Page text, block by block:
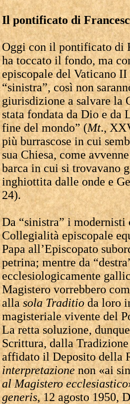
Il pontificato di
Oggi con il pontificato di
ha toccato il fondo, ma
episcopale del Vaticano
“sinistra”, così non
giurisdizione a salvare la
stata fondata da Dio e da
fine del mondo” (Mt.,
più burrascose in cui
sua Chiesa, come
barca in cui si trovavano
inghiottita dalle onde e
24).
Da “sinistra” i
Collegialità episcopale
Papa all’Episcopato
petrina; mentre da
ecclesiologicamente
Magistero vorrebbero
allasola Traditioda loro
magisteriale vivente del
La retta soluzione,
Scrittura, dalla
affidato il Deposito della
interpretazionenon «ai
al Magistero ecclesiastico
generis, 12 agosto 1950,